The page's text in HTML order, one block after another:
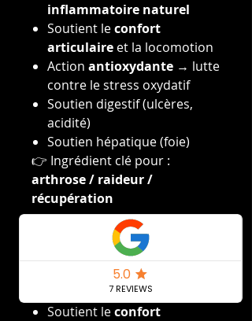
inflammatoire naturel
Soutient leconfort
articulaire et la locomotion
Action antioxydante → lutte
contre le stress oxydatif
Soutien digestif (ulcères,
acidité)
Soutien hépatique (foie)
👉 Ingrédient clé pour :
arthrose / raideur /
récupération
🌱 Fenugrec (Trigonella
foenum-graecum)
anti-
inflammatoire naturel
Soutient leconfort